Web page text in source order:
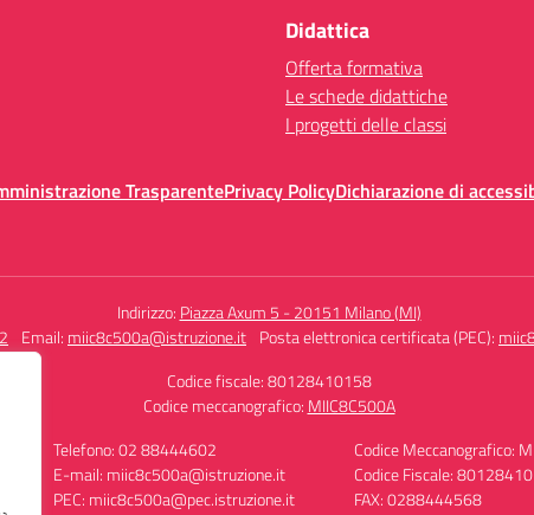
Didattica
Offerta formativa
Le schede didattiche
I progetti delle classi
TrasparentePrivacy PolicyDichiarazione di
Indirizzo: Piazza Axum 5 - 20151 Milano (MI)
Email: miic8c500a@istruzione.it Posta elettronica certificata (PEC):
Codice fiscale: 80128410158
Codice meccanografico: MIIC8C500A
Telefono: 02 88444602
E-mail: miic8c500a@istruzione.it
PEC: miic8c500a@pec.istruzione.it
Codice Meccanografico:
Codice Fiscale:
FAX: 0288444568